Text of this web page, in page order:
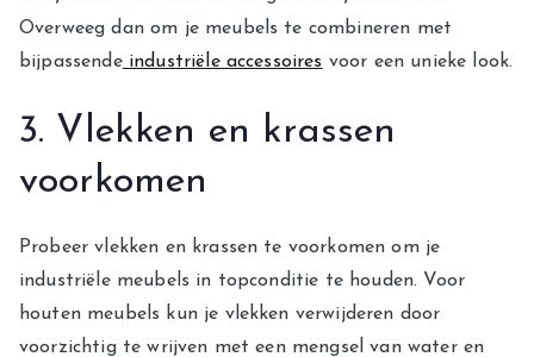
Overweeg dan om je meubels te combineren met
bijpassende industriële accessoires voor een unieke look.
3. Vlekken en krassen
voorkomen
Probeer vlekken en krassen te voorkomen om je
industriële meubels in topconditie te houden. Voor
houten meubels kun je vlekken verwijderen door
voorzichtig te wrijven met een mengsel van water en